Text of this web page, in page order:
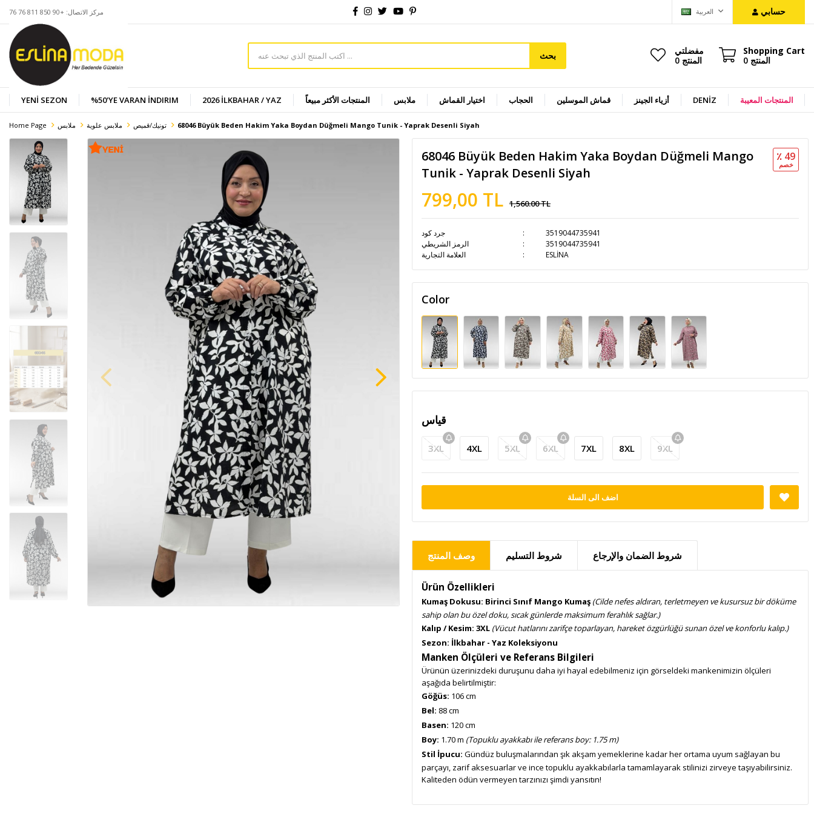
مركز الاتصال: +90 850 811 76 76 حسابي
بحث
مفضلتي
0 المنتج
Shopping Cart
0 المنتج
YENİ SEZON %50'YE VARAN İNDIRIM 2026 İLKBAHAR / YAZ المنتجات الأكثر مبيعاً ملابس اختيار القماش الحجاب قماش الموسلين أزياء الجينز DENİZ المنتجات المعيبة
Home Page ملابس علوية تونيك/قميص 68046 Büyük Beden Hakim Yaka Boydan Düğmeli Mango Tunik - Yaprak Desenli Siyah
68046 Büyük Beden Hakim Yaka Boydan Düğmeli Mango
Tunik - Yaprak Desenli Siyah
799,00 TL 1,560.00 TL
٪ 49
خصم
جرد كود
3519044735941
الرمز الشريطي
3519044735941
العلامة التجارية
ESLİNA
Color
قياس
3XL 4XL 5XL 6XL 7XL 8XL 9XL
اضف الى السلة
وصف المنتج شروط التسليم شروط الضمان والإرجاع
Ürün Özellikleri
Kumaş Dokusu: Birinci Sınıf Mango Kumaş (Cilde nefes aldıran, terletmeyen ve kusursuz bir döküme
sahip olan bu özel doku, sıcak günlerde maksimum ferahlık sağlar.)
Kalıp / Kesim: 3XL (Vücut hatlarını zarifçe toparlayan, hareket özgürlüğü sunan özel ve konforlu kalıp.)
Sezon: İlkbahar - Yaz Koleksiyonu
Manken Ölçüleri ve Referans Bilgileri
Ürünün üzerinizdeki duruşunu daha iyi hayal edebilmeniz için görseldeki mankenimizin ölçüleri
aşağıda belirtilmiştir:
Göğüs: 106 cm
Bel: 88 cm
Basen: 120 cm
Boy: 1.70 m (Topuklu ayakkabı ile referans boy: 1.75 m)
Stil İpucu: Gündüz buluşmalarından şık akşam yemeklerine kadar her ortama uyum sağlayan bu
parçayı, zarif aksesuarlar ve ince topuklu ayakkabılarla tamamlayarak stilinizi zirveye taşıyabilirsiniz.
Kaliteden ödün vermeyen tarzınızı şimdi yansıtın!